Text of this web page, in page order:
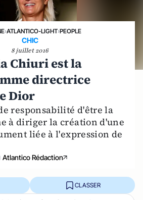
›ATLANTICO-LIGHT›PEOPLE
CHIC
8 juillet 2016
Chiuri est la
directrice
Dior
responsabilité d'être la
à diriger la création d'une
liée à l'expression de
Atlantico Rédaction
CLASSER